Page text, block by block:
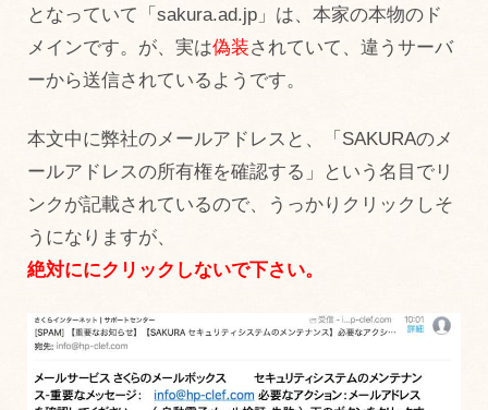
となっていて「sakura.ad.jp」は、本家の本物のド
メインです。が、実は偽装されていて、違うサーバ
ーから送信されているようです。
本文中に弊社のメールアドレスと、「SAKURAのメ
ールアドレスの所有権を確認する」という名目でリ
ンクが記載されているので、うっかりクリックしそ
うになりますが、
絶対ににクリックしないで下さい。